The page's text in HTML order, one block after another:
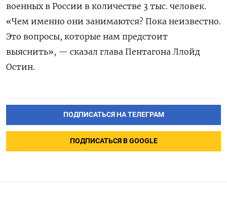
военных в России в количестве 3 тыс. человек.
«Чем именно они занимаются? Пока неизвестно.
Это вопросы, которые нам предстоит
выяснить», — сказал глава Пентагона Ллойд
Остин.
ПОДПИСАТЬСЯ НА ТЕЛЕГРАМ
ПОДПИСАТЬСЯ В GOOGLE